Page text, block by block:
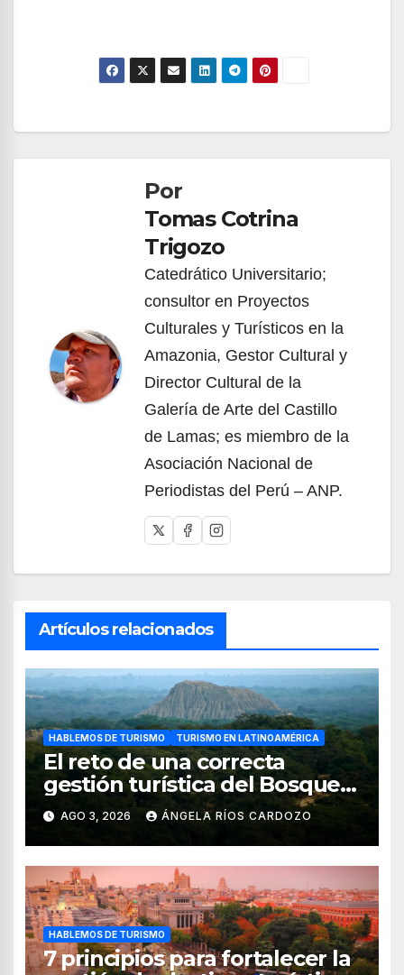
Navegación
entradasPor
Tomas Cotrina
Trigozo
Catedrático Universitario;
consultor en Proyectos
Culturales y Turísticos en la
Amazonia, Gestor Cultural y
Director Cultural de la
Galería de Arte del Castillo
de Lamas; es miembro de la
Asociación Nacional de
Periodistas del Perú – ANP.
Artículos relacionados
HABLEMOS DE TURISMO TURISMO EN LATINOAMÉRICA
El reto de una correcta
gestión turística del Bosque
de Pomac (en Perú)
AGO 3, 2026 ÁNGELA RÍOS CARDOZO
HABLEMOS DE TURISMO
7 principios para fortalecer la